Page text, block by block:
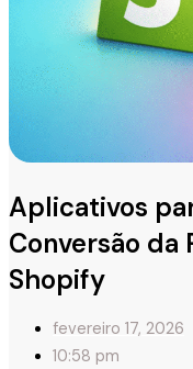
Aplicativos
Conversão da
Shopify
fevereiro 17, 2026
10:58 pm